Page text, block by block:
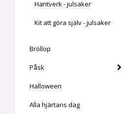
Hantverk - julsaker
Kit att göra själv - julsaker
Bröllop
Påsk
Halloween
Alla hjärtans dag